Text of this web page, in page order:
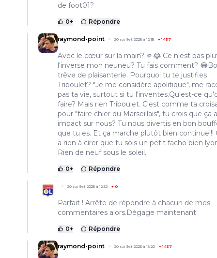
de foot01?
0+ Répondre
raymond-point 20 juillet 2025 à 12:15 +1437
Avec le cœur sur la main? 🫵😂 Ce n'est pas
l'inverse mon neuneu? Tu fais comment?
trêve de plaisanterie. Pourquoi tu te justifies
Triboulet? "Je me considère apolitique", me
pas ta vie, surtout si tu l'inventes.Qu'est-ce
faire? Mais rien Triboulet. C'est comme ta
pour "faire chier du Marseillais", tu crois que ça
impact sur nous? Tu nous divertis en bon
que tu es. Et ça marche plutôt bien continue!!!
a rien à cirer que tu sois un petit facho bien
Rien de neuf sous le soleil.
0+ Répondre
20 juillet 2025 à 12:52 + 0
Parfait ! Arrête de répondre à chacun de mes
commentaires alors.Dégage maintenant
0+ Répondre
raymond-point 20 juillet 2025 à 15:20 +1437